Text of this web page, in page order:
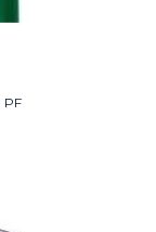
PF